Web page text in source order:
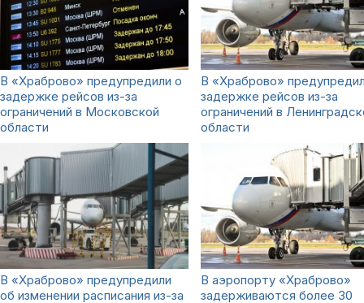
В «Храброво» предупредили о
задержке рейсов из-за
ограничений в Московской
области
В «Храброво»
задержке рейсов из-за
ограничений в
области
В «Храброво» предупредили
об изменении расписания из-за
В аэропорту «Храброво»
задерживаются более 30